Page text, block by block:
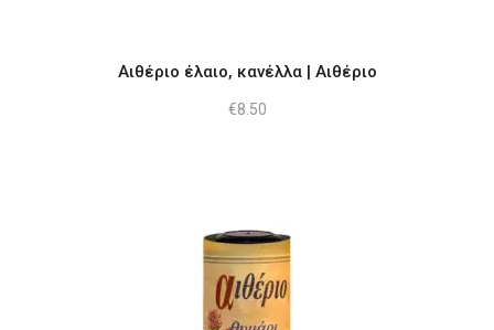
Αιθέριο έλαιο, κανέλλα | Αιθέριο
€8.50